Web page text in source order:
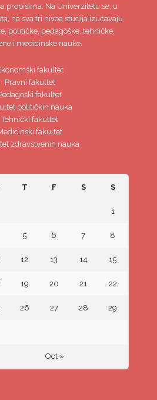
propisima. Na Univerzitetu se, u
na sva tri nivoa studija izučavaju
političke, pedagoške, tehničke,
i medicinske nauke.
fakultet
Pravni fakultet
fakultet
političkih nauka
Tehnički fakultet
fakultet
zdravstvenih nauka
T F S S
Oct »
1
5 6 7 8
12 13 14 15
19 20 21 22
26 27 28 29